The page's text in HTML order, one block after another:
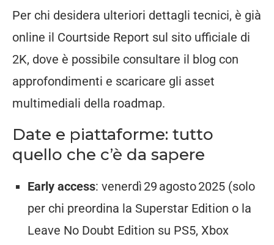
Per chi desidera ulteriori dettagli tecnici, è già
online il Courtside Report sul sito ufficiale di
2K, dove è possibile consultare il blog con
approfondimenti e scaricare gli asset
multimediali della roadmap.
Date e piattaforme: tutto
quello che c’è da sapere
Early access: venerdì 29 agosto 2025 (solo
per chi preordina la Superstar Edition o la
Leave No Doubt Edition su PS5, Xbox